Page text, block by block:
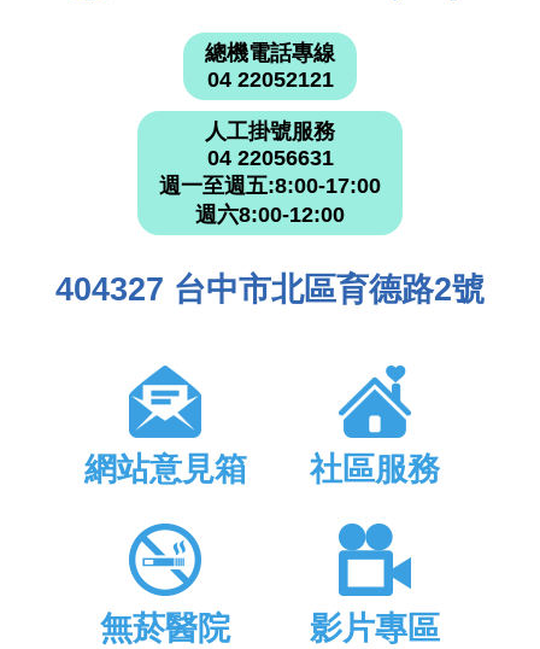
總機電話專線
04 22052121
人工掛號服務
04 22056631
週一至週五:8:00-17:00
週六8:00-12:00
404327 台中市北區育德路2號
網站意見箱 社區服務
無菸醫院 影片專區